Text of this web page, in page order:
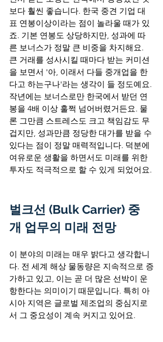
보다 훨씬 좋습니다. 한국 중견 기업 대
표 연봉이상이라는 점이 놀라울 때가 있
죠. 기본 연봉도 상당하지만, 성과에 따
른 보너스가 정말 큰 비중을 차지해요.
큰 거래를 성사시킬 때마다 받는 커미션
을 보면서 '아, 이래서 다들 중개업을 한
다고 하는구나'라는 생각이 들 정도예요.
작년에는 보너스로만 한국에서 받던 연
봉을 4배 이상 훌쩍 넘어버렸거든요. 물
론 그만큼 스트레스도 크고 책임감도 무
겁지만, 성과만큼 정당한 대가를 받을 수
있다는 점이 정말 매력적입니다. 덕분에
여유로운 생활을 하면서도 미래를 위한
투자도 적극적으로 할 수 있게 되었어요.
벌크선 (Bulk Carrier) 중
개 업무의 미래 전망
이 분야의 미래는 매우 밝다고 생각합니
다. 전 세계 해상 물동량은 지속적으로 증
가하고 있고, 이는 곧 더 많은 선박이 운
항한다는 의미이기 때문입니다. 특히 아
시아 지역은 글로벌 제조업의 중심지로
서 그 중요성이 계속 커지고 있어요.